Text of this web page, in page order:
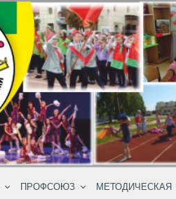
ПРОФСОЮЗ МЕТОДИЧЕСКАЯ